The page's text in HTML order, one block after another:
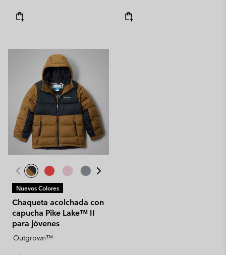
Nuevos Colores
Chaqueta acolchada con
capucha Pike Lake™ II
para jóvenes
Outgrown™